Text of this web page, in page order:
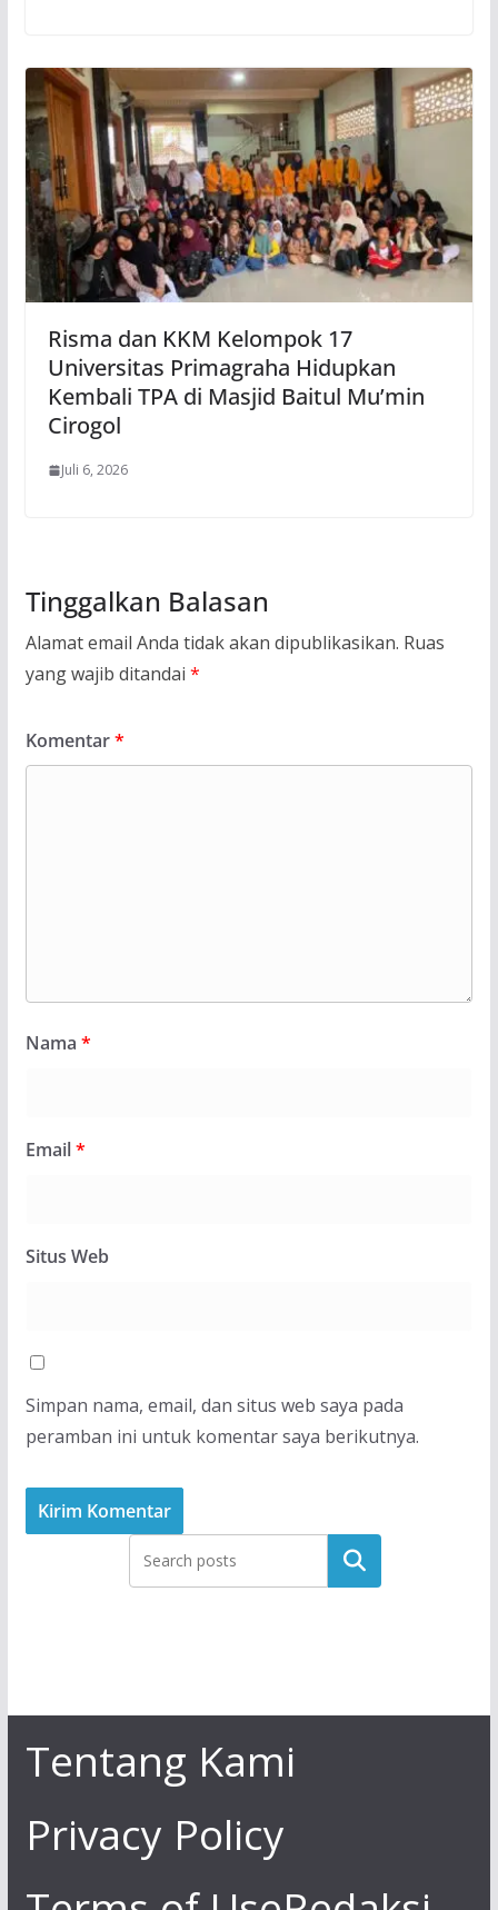
Risma dan KKM Kelompok 17
Universitas Primagraha Hidupkan
Kembali TPA di Masjid Baitul Mu’min
Cirogol
Juli 6, 2026
Tinggalkan Balasan
Alamat email Anda tidak akan dipublikasikan. Ruas
yang wajib ditandai *
Komentar*
Nama *
Email*
Situs Web
Simpan nama, email, dan situs web saya pada
peramban ini untuk komentar saya berikutnya.
Tentang Kami
Privacy Policy